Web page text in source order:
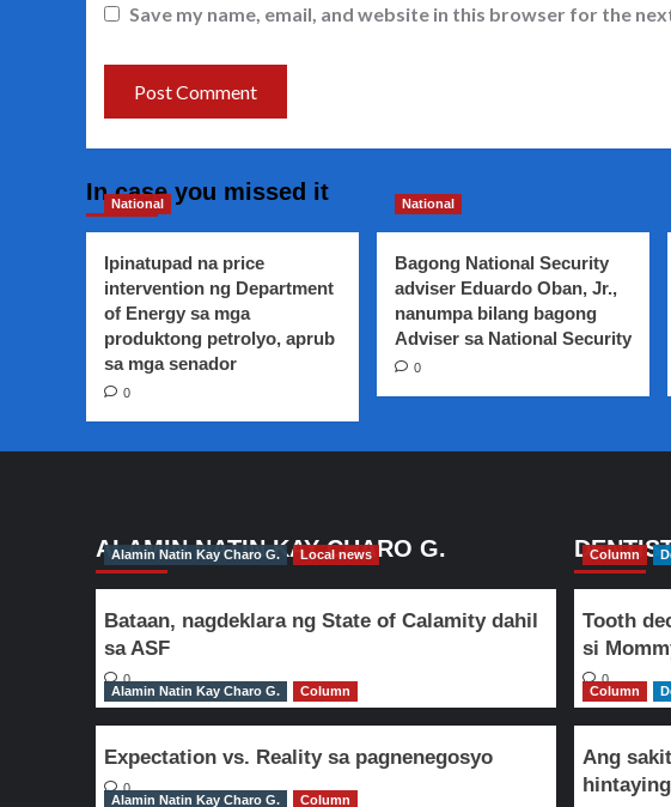
Save my name, email, and website in this browser for the
In case you missed it
National
Ipinatupad na price
intervention ng Department
of Energy sa mga
produktong petrolyo, aprub
sa mga senador
0
National
Bagong National Security
adviser Eduardo Oban, Jr.,
nanumpa bilang bagong
Adviser sa National Security
0
ALAMIN NATIN KAY CHARO G.
Alamin Natin Kay Charo G. Local news
Bataan, nagdeklara ng State of Calamity dahil
sa ASF
0
Alamin Natin Kay Charo G.
Column
Expectation vs. Reality sa pagnenegosyo
0
Alamin Natin Kay Charo G.
Column
Column
Tooth
si
0
Column
Ang